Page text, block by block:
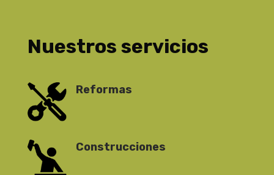
Nuestros servicios
Reformas
Construcciones